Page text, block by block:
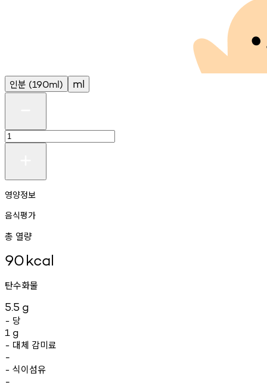
인분 (190ml) ml
영양정보
음식평가
총 열량
90kcal
탄수화물
5.5 g
- 당
1 g
- 대체 감미료
-
- 식이섬유
-